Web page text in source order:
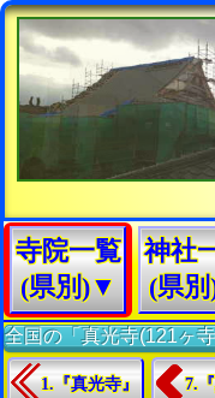
寺院一覧
(県別)▼
神社
(県
全国の「真光寺(121ヶ
1.『真光寺』 7.